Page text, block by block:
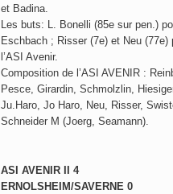
et Badina.
Les buts: L. Bonelli (85e sur pen.)
Eschbach ; Risser (7e) et Neu (77e)
l’ASI Avenir.
Composition de l’ASI AVENIR :
Pesce, Girardin, Schmolzlin,
Ju.Haro, Jo Haro, Neu, Risser,
Schneider M (Joerg, Seamann).
ASI AVENIR II 4
ERNOLSHEIM/SAVERNE 0